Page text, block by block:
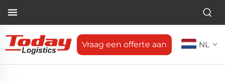
Vraag een offerte aan NL